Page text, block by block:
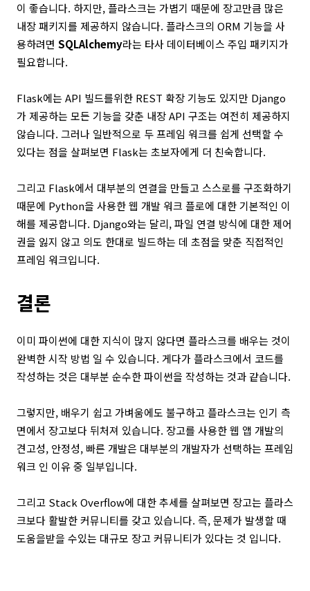
이 좋습니다. 하지만, 플라스크는 가볍기 때문에 장고만큼 많은
내장 패키지를 제공하지 않습니다. 플라스크의 ORM 기능을 사
용하려면 SQLAlchemy라는 타사 데이터베이스 주입 패키지가
필요합니다.
Flask에는 API 빌드를위한 REST 확장 기능도 있지만 Django
가 제공하는 모든 기능을 갖춘 내장 API 구조는 여전히 제공하지
않습니다. 그러나 일반적으로 두 프레임 워크를 쉽게 선택할 수
있다는 점을 살펴보면 Flask는 초보자에게 더 친숙합니다.
그리고 Flask에서 대부분의 연결을 만들고 스스로를 구조화하기
때문에 Python을 사용한 웹 개발 워크 플로에 대한 기본적인 이
해를 제공합니다. Django와는 달리, 파일 연결 방식에 대한 제어
권을 잃지 않고 의도 한대로 빌드하는 데 초점을 맞춘 직접적인
프레임 워크입니다.
결론
이미 파이썬에 대한 지식이 많지 않다면 플라스크를 배우는 것이
완벽한 시작 방법 일 수 있습니다. 게다가 플라스크에서 코드를
작성하는 것은 대부분 순수한 파이썬을 작성하는 것과 같습니다.
그렇지만, 배우기 쉽고 가벼움에도 불구하고 플라스크는 인기 측
면에서 장고보다 뒤처져 있습니다. 장고를 사용한 웹 앱 개발의
견고성, 안정성, 빠른 개발은 대부분의 개발자가 선택하는 프레임
워크 인 이유 중 일부입니다.
그리고 Stack Overflow에 대한 추세를 살펴보면 장고는 플라스
크보다 활발한 커뮤니티를 갖고 있습니다. 즉, 문제가 발생할 때
도움을받을 수있는 대규모 장고 커뮤니티가 있다는 것 입니다.